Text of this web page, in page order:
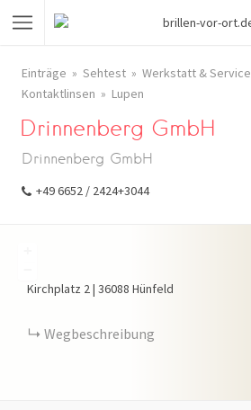
Einträge Sehtest Werkstatt & Service
Kontaktlinsen
Lupen
Drinnenberg GmbH
Drinnenberg GmbH
+49 6652 / 2424+3044
Kirchplatz 2| 36088 Hünfeld
Wegbeschreibung